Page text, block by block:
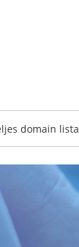
domain lista